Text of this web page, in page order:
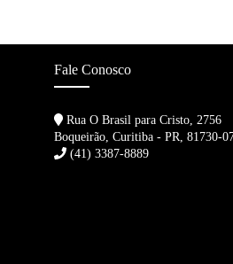
Fale Conosco
Rua O Brasil para Cristo, 2756
Boqueirão, Curitiba - PR, 81730-
(41) 3387-8889